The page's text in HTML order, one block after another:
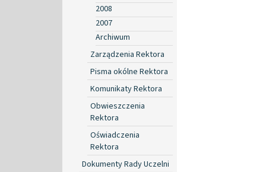
2008
2007
Archiwum
Zarządzenia Rektora
Pisma okólne Rektora
Komunikaty Rektora
Obwieszczenia
Rektora
Oświadczenia
Rektora
Dokumenty Rady Uczelni